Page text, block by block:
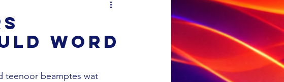
word
teenoor beamptes wat